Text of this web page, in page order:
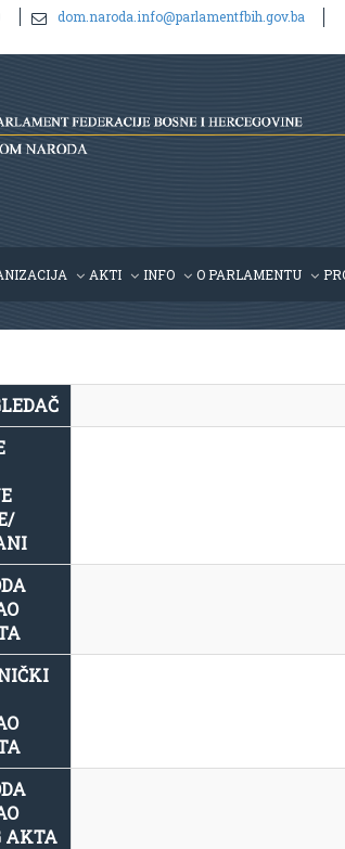
in/home/parlame2/public_html/v2/hr/
dom.naroda.info@parlamentfbih.gov.ba
AKTI INFO O PARLAMENTU
AKTA